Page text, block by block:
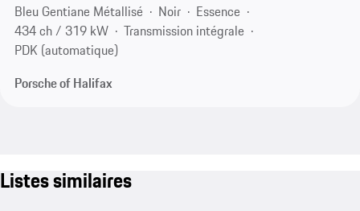
Bleu Gentiane Métallisé
Noir
Essence
434 ch / 319 kW
Transmission intégrale
PDK (automatique)
Porsche of Halifax
Listes similaires